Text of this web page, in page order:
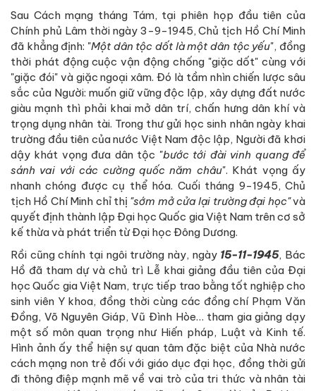
Sau Cách mạng tháng Tám, tại phiên họp đầu tiên của
Chính phủ Lâm thời ngày 3-9-1945, Chủ tịch Hồ Chí Minh
đã khẳng định: "Một dân tộc dốt là một dân tộc yếu", đồng
thời phát động cuộc vận động chống "giặc dốt" cùng với
"giặc đói" và giặc ngoại xâm. Đó là tầm nhìn chiến lược sâu
sắc của Người: muốn giữ vững độc lập, xây dựng đất nước
giàu mạnh thì phải khai mở dân trí, chấn hưng dân khí và
trọng dụng nhân tài. Trong thư gửi học sinh nhân ngày khai
trường đầu tiên của nước Việt Nam độc lập, Người đã khơi
dậy khát vọng đưa dân tộc "bước tới đài vinh quang để
sánh vai với các cường quốc năm châu". Khát vọng ấy
nhanh chóng được cụ thể hóa. Cuối tháng 9-1945, Chủ
tịch Hồ Chí Minh chỉ thị "sớm mở cửa lại trường đại học"và
quyết định thành lập Đại học Quốc gia Việt Nam trên cơ sở
kế thừa và phát triển từ Đại học Đông Dương.
Rồi cũng chính tại ngôi trường này, ngày 15-11-1945, Bác
Hồ đã tham dự và chủ trì Lễ khai giảng đầu tiên của Đại
học Quốc gia Việt Nam, trực tiếp trao bằng tốt nghiệp cho
sinh viên Y khoa, đồng thời cùng các đồng chí Phạm Văn
Đồng, Võ Nguyên Giáp, Vũ Đình Hòe… tham gia giảng dạy
một số môn quan trọng như Hiến pháp, Luật và Kinh tế.
Hình ảnh ấy thể hiện sự quan tâm đặc biệt của Nhà nước
cách mạng non trẻ đối với giáo dục đại học, đồng thời gửi
đi thông điệp mạnh mẽ về vai trò của tri thức và nhân tài